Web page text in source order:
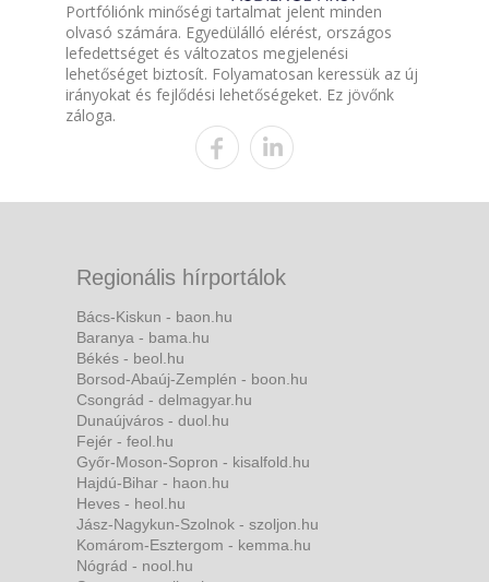
Portfóliónk minőségi tartalmat jelent minden
olvasó számára. Egyedülálló elérést, országos
lefedettséget és változatos megjelenési
lehetőséget biztosít. Folyamatosan keressük az új
irányokat és fejlődési lehetőségeket. Ez jövőnk
záloga.
Regionális hírportálok
Bács-Kiskun - baon.hu
Baranya - bama.hu
Békés - beol.hu
Borsod-Abaúj-Zemplén - boon.hu
Csongrád - delmagyar.hu
Dunaújváros - duol.hu
Fejér - feol.hu
Győr-Moson-Sopron - kisalfold.hu
Hajdú-Bihar - haon.hu
Heves - heol.hu
Jász-Nagykun-Szolnok - szoljon.hu
Komárom-Esztergom - kemma.hu
Nógrád - nool.hu